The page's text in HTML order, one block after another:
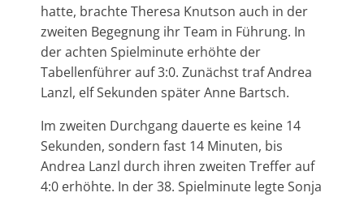
hatte, brachte Theresa Knutson auch in der
zweiten Begegnung ihr Team in Führung. In
der achten Spielminute erhöhte der
Tabellenführer auf 3:0. Zunächst traf Andrea
Lanzl, elf Sekunden später Anne Bartsch.
Im zweiten Durchgang dauerte es keine 14
Sekunden, sondern fast 14 Minuten, bis
Andrea Lanzl durch ihren zweiten Treffer auf
4:0 erhöhte. In der 38. Spielminute legte Sonja